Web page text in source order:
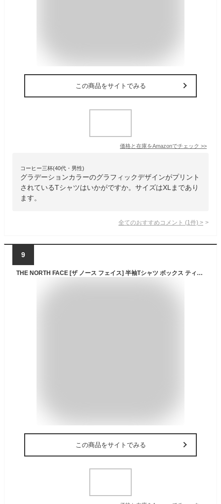
この商品をサイトでみる
価格と在庫をAmazonでチェック >>
コーヒー三杯(40代・男性)
グラデーションカラーのグラフィックデザインがプリント
されているTシャツはいかがですか。サイズはXLまであり
ます。
全てのおすすめコメント (1 件) >
9
THE NORTH FACE [ザ ノース フェイス] 半袖Tシャツ ボックス ティー メンズ Box Nse Tee 黒 S サイズ [並行輸入品]
この商品をサイトでみる